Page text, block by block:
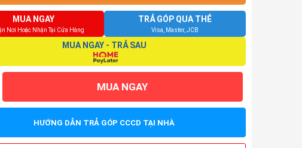
MUA NGAY
Nơi Hoặc Nhận Tại Cửa Hàng
TRẢ GÓP QUA THẺ
Visa, Master, JCB
MUA NGAY - TRẢ SAU
MUA NGAY
HƯỚNG DẪN TRẢ GÓP CCCD TẠI NHÀ